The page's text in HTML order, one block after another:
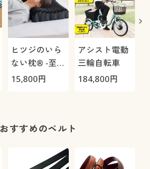
ヒツジのいら
ない枕® -至
極-
15,800円
アシスト電動
三輪自転車
184,800円
おすすめのベルト